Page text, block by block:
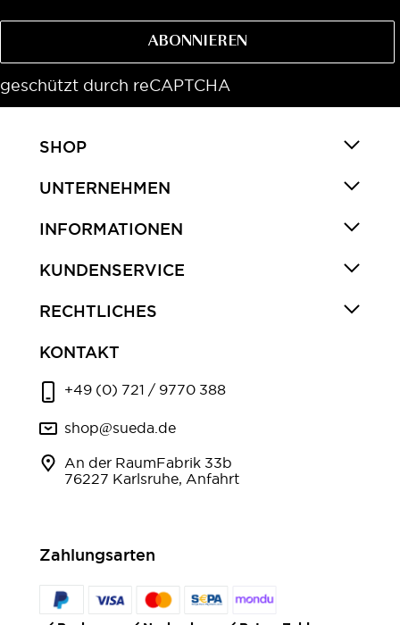
ABONNIEREN
geschützt durch reCAPTCHA
SHOP
UNTERNEHMEN
INFORMATIONEN
KUNDENSERVICE
RECHTLICHES
KONTAKT
+49 (0) 721 / 9770 388
shop@sueda.de
An der RaumFabrik 33b
76227 Karlsruhe, Anfahrt
Zahlungsarten